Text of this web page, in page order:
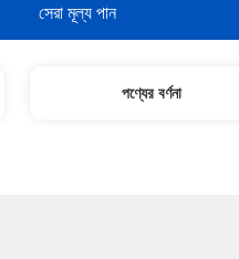
সেরা মূল্য পান
পণ্যের বর্ণনা